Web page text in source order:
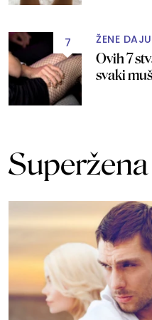
7 ŽENE
Ovih 7
svaki
Superžena